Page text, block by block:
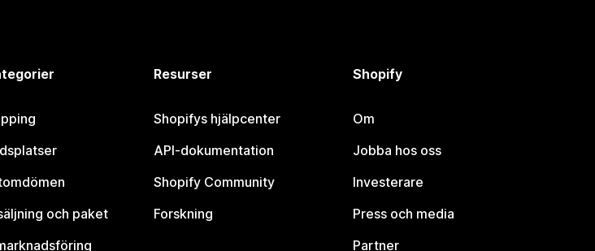
och paket
Resurser
Shopifys hjälpcenter
API-dokumentation
Shopify Community
Forskning
Shopify
Om
Jobba hos oss
Investerare
Press och media
Partner